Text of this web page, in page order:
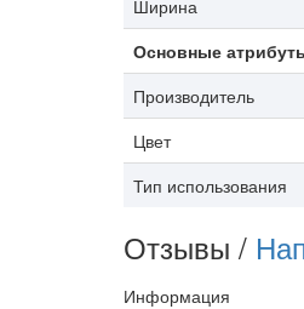
Ширина
Основные
Производитель
Цвет
Тип использования
Отзывы /
Информация